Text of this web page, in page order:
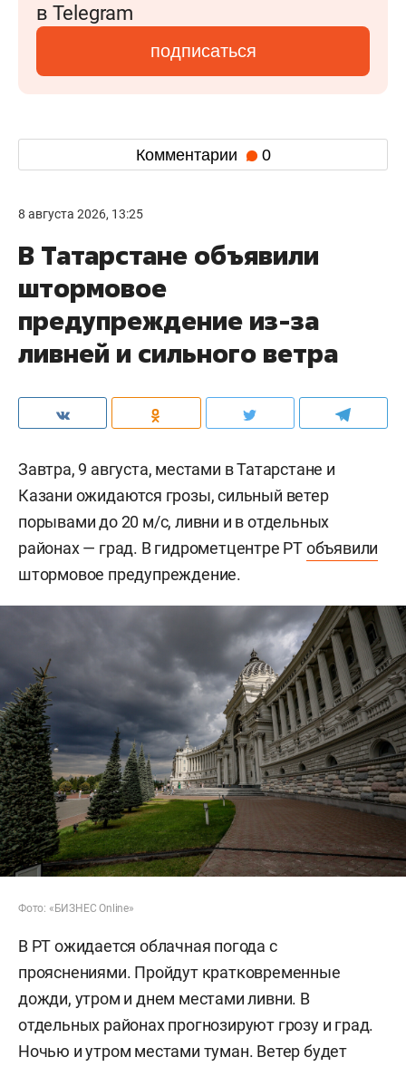
в Telegram
подписаться
Комментарии 0
8 августа 2026, 13:25
В Татарстане объявили
штормовое
предупреждение из-за
ливней и сильного ветра
Завтра, 9 августа, местами в Татарстане и
Казани ожидаются грозы, сильный ветер
порывами до 20 м/c, ливни и в отдельных
районах — град. В гидрометцентре РТобъявили
штормовое предупреждение.
Фото: «БИЗНЕС Online»
В РТ ожидается облачная погода с
прояснениями. Пройдут кратковременные
дожди, утром и днем местами ливни. В
отдельных районах прогнозируют грозу и град.
Ночью и утром местами туман. Ветер будет